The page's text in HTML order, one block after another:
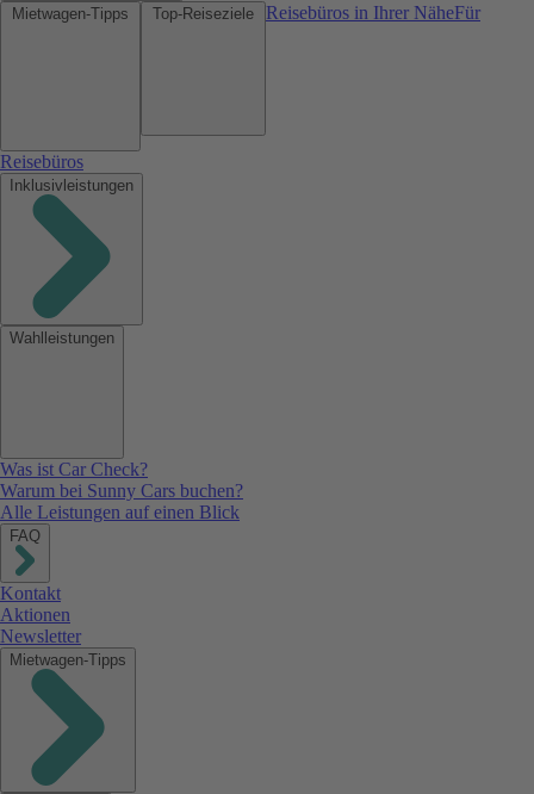
Reisebüros in Ihrer NäheFür
Reisebüros
Inklusivleistungen
Wahlleistungen
Was ist Car Check?
Warum bei Sunny Cars buchen?
Alle Leistungen auf einen Blick
FAQ
Kontakt
Aktionen
Newsletter
Mietwagen-Tipps